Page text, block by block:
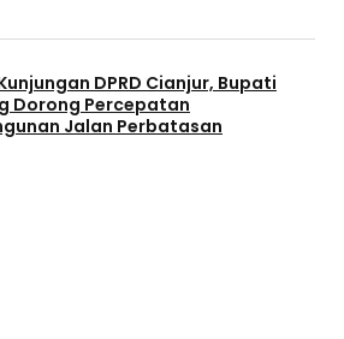
DPRD Cianjur, Bupati
Dorong Percepatan
Jalan Perbatasan